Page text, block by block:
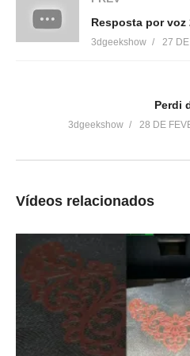
renda extra vendendo suas
Loja 3DPrime:
▶http://bit.ly/SejaMembro3DGS
Conheça nossa loja:
▶https://3dgeekstore.com.br/
Cursos indicados pelo
▶http://bit.ly/Cursos3DGS
Resposta por voz
3dgeekshow 27
Perdi
3dgeekshow 28 DE
Vídeos relacionados